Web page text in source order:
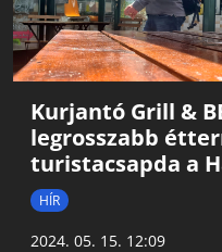
Kurjantó Grill &
legrosszabb
turistacsapda a
HÍR
2024. 05. 15. 12:09